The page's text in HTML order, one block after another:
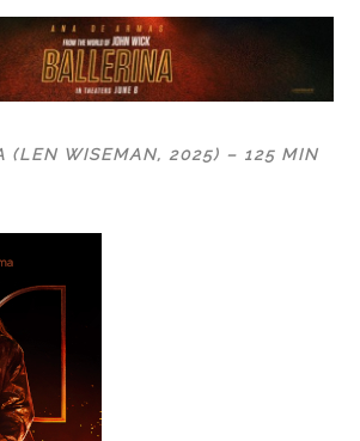
(LEN WISEMAN, 2025) – 125 MIN